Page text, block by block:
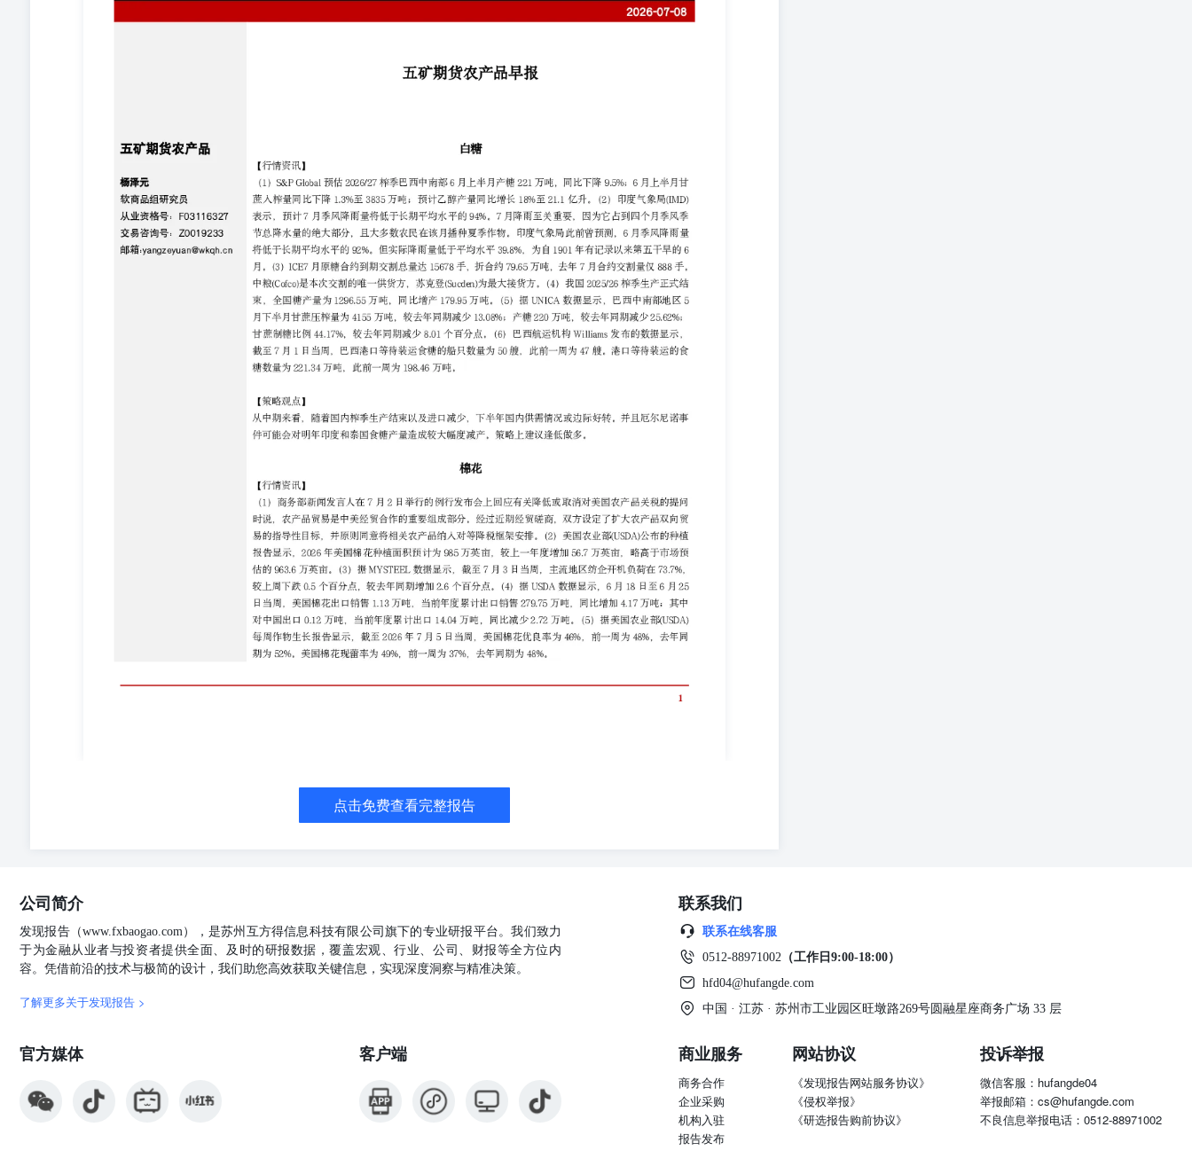
分点。（6）巴西航运机构Williams发布的数据显示，截至7月1日当周，巴西港口等待装运食糖的船只数量为50艘，此前一周为
情况或边际好转。并且厄尔尼诺事件可能会对明年印度和泰国食糖产量造成较大幅度减产。策略上建议逢低做多。 棉花 【行情
增加56.7万英亩，略高于市场预估的963.6万英亩。（3）据MYSTEEL数据显示，截至7月3日当周，主流地区纺企开机负荷在
73.7%，较上周下跌0.5个百分点，较去年同期增加2.6个百分点。（4）据USDA数据显示，6月18日至6月25日当周，美国棉花出
口销售1.13万吨，当前年度累计出口销售279.75万吨，同比增加4.17万吨；其中对中国出口0.12万吨，当前年度累计出口14.04万
吨，同比减少2.72万吨。（5）据美国农业部(USDA)每周作物生长报告显示，截至2026年7月5日当周，美国棉花优良率为46%，
前一周为48%，去年同期为52%。美国棉花现蕾率为49%，前一周为37%，去年同期为48%。 【策略观点】 国内政策利好落空，
但下游消费尚可。若三季度旺季消费表现良好，则郑棉价格或仍有上涨的可能，但空间有限。策略上建议观望，或跟踪旺季消费
情况，择机做多。 蛋白粕 【行情资讯】 （1）商务部新闻发言人在7月2日举行的例行发布会上回应有关降低或取消对美国农产
品关税的提问时说，农产品贸易是中美经贸合作的重要组成部分。经过近期经贸磋商，双方设定了扩大农产品双向贸易的指导性
目标，并原则同意将相关农产品纳入对等降税框架安排。（2）美国农业部(USDA)公布的种植报告显示，2026年美国大豆种植面
积预计为8536.5万英亩，较上一年度增加415万英亩；基本符合市场预期的8536.9万英亩。（3）据MYSTEEL数据显示，截至7月
3日，样本港口大豆库存915.3万吨，较上周增加30.8万吨，较去年同期增加127.3万吨；油厂豆粕库存64.59万吨，较上周增加0.9
万吨，较去年同期减少9.15万吨。（4）据USDA数据显示，截至7月5日当周，美国大豆优良率为64%，前一周为65%，去年同期
为66%。美国大豆开花率为34%，前一周为19%，去年同期为32%。（5）据USDA出口销售数据显示，6月18日至6月25日当周美
出口1203万吨，同比减少1045万吨。 【策略观点】 短期受中国加大采购美豆预期，美豆和国内豆粕价格上涨。但暂时无法验证
中国采购时间和数量，行情可能缺乏持续行，短线蛋白粕或宽幅震荡。 油脂 【行情资讯】 （1）印尼能源与矿产资源部发布公
告，印尼B50生物柴油政策自2026年7月1日起在全国正式生效。为平稳完成新旧油品切换，政策配套设置三个月过渡期，允许市
三大油脂商业库存总量为215.69万吨，较上周增加12.33万吨，同比去年减少9.75万吨。（3）据印尼棕榈油协会（GAPKI）数据
显示，4月印尼棕榈油产量为490.3万吨，较去年同期基本持平；出口量为277.7万吨，较去年同期增加99.8万吨；库存为255.8万
吨，较去年同期减少48.8万吨。（4）据印尼统计局公布的数据显示，印尼1月至5月毛棕榈油和精炼棕榈油出口量为892万吨，较
上年同期增长7.41%。 【策略观点】 等待原油价格和商品指数企稳后，在厄尔尼诺事件以及印尼政府管控出口的预期下，未来
棕榈油价格可能会有较大幅度的上涨行情。推荐逢低买入远月合约，以及1-5月差正套。 鸡蛋 【行情资讯】 昨日全国鸡蛋价格
多数涨，主产区均价涨0.11元至4.39元/斤，黑山大码维持4.1元/斤不变，德州涨0.1元至4.33元/斤，馆陶涨0.11元至4.27元/斤，东
莞维持4.47元/斤不变，供应量尚可，市场整体消化平稳，局部地区业者参市心态趋于谨慎，预计今日全国蛋价或有稳有涨。
【策略观点】 现货探底回升，大跌风险解除，短期仍有反复，但出梅后蛋价整体向上的节奏不变；盘面从前期的交易驱动转为
估值交易，考虑今年供应整体偏紧，新开产尚未形成规模，加之冷库蛋入库有限，尽管有老鸡延淘的潜在压力，但在形成质变或
现货兑现涨价压力前对盘面影响次要，旺季预期向好对盘面形成支撑，逢低买入思路，等待现货兑现。 生猪 【行情资讯】 昨日
国内猪价涨跌互现、边际转弱，河南均价涨0.1元至11.38元/公斤，四川均价落0.04元至10.56元/公斤，广西均价涨0.2元至11.61
元/公斤，目前北方生猪市场出栏积极性提升，二育补栏热度下滑，供大于求，价格或下滑，南方多地稳定，两广受极端天气影
响出栏量有限，价格或涨。 【策略观点】 前期现货在偏高基础供应压力下依旧承压，供应后置叠加仔猪降价令远端展望悲观，
据来源：中国糖业协会、五矿期货研究中心 数据来源：海关、五矿期货研究中心 数据来源：海关、五矿期货研究中心 棉花 图
源：MYSTEEL、五矿期货研究中心 数据来源：MYSTEEL、五矿期货研究中心 数据来源：MYSTEEL、五矿期货研究中心 数据
来源：MYSTEEL、五矿期货研究中心 数据来源：MPOB、五矿期货研究中心 数据来源：GAPKI、五矿期货研究中心 鸡蛋 数据
来源：卓创资讯、五矿期货研究中心 数据来源：卓创资讯、五矿期货研究中心 数据来源：卓创资讯、五矿期货研究中心 数据来
源：卓创资讯、五矿期货研究中心 数据来源：卓创资讯、五矿期货研究中心 数据来源：卓创资讯、五矿期货研究中心 生猪 数
据来源：涌益咨询、五矿期货研究中心 数据来源：农业农村部、五矿期货研究中心 数据来源：卓创资讯、五矿期货研究中心 数
据来源：卓创资讯、五矿期货研究中心 数据来源：卓创资讯、五矿期货研究中心 免责声明 五矿期货有限公司是经中国证监会批
准设立的期货经营机构，已具备有商品期货经纪、金融期货经纪、资产管理、期货交易咨询等业务资格。 本刊所有信息均建立
的任何损失概不负责。 本报告并不提供量身定制的交易建议。报告的撰写并未虑及读者的具体财务状况及目标。五矿期货研究
者自身的状况和目标。文中所提及的任何观点都仅供参考，不构成买卖建议。 版权声明：本报告版权为五矿期货有限公司所
有。本刊所含文字、数据和图表未经五矿期货有限公司书面许可，任何人不得以电子、机械、影印、录音或其它任何形式复制、
传播或存储于任何检索系统。不经许可，复制本刊任何内容皆属违反版权法行为，可能将受到法律起诉，并承担与之相关的所有
损失赔偿和法律费用。 研究报告不代表公司观点，仅供交流使用，不构成任何投资建议。 公司总部 深圳市南山区滨海大道3165
点击免费查看完整报告
公司简介
发现报告（www.fxbaogao.com），是苏州互方得信息科技有限公司旗下的专业研报平台。我们致力
于为金融从业者与投资者提供全面、及时的研报数据，覆盖宏观、行业、公司、财报等全方位内
容。凭借前沿的技术与极简的设计，我们助您高效获取关键信息，实现深度洞察与精准决策。
了解更多关于发现报告 >
官方媒体 客户端
联系我们
联系在线客服
0512-88971002 （工作日9:00-18:00）
hfd04@hufangde.com
中国 · 江苏 · 苏州市工业园区旺墩路269号圆融星座商务广场 33 层
商业服务
商务合作
企业采购
机构入驻
报告发布
网站协议
《发现报告网站服务协议》
《侵权举报》
《研选报告购前协议》
投诉举报
微信客服：hufangde04
举报邮箱：cs@hufangde.com
不良信息举报电话：0512-88971002